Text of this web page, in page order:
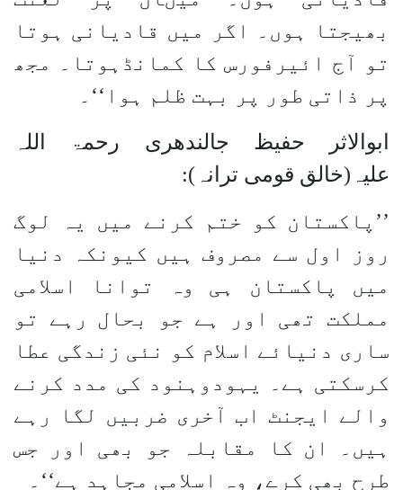
بھیجتا ہوں۔ اگر میں قادیانی ہوتا
تو آج ائیرفورس کا کمانڈہوتا۔ مجھ
پر ذاتی طور پر بہت ظلم ہوا‘‘۔
ابوالاثر حفیظ جالندھری رحمۃ اللہ
علیہ(خالق قومی ترانہ):
’’پاکستان کو ختم کرنے میں یہ لوگ
روز اول سے مصروف ہیں کیونکہ دنیا
میں پاکستان ہی وہ توانا اسلامی
مملکت تھی اور ہے جو بحال رہے تو
ساری دنیائے اسلام کو نئی زندگی عطا
کرسکتی ہے۔ یہودوہنود کی مدد کرنے
والے ایجنٹ اب آخری ضربیں لگا رہے
ہیں۔ ان کا مقابلہ جو بھی اور جس
طرح بھی کرے، وہ اسلامی مجاہد ہے‘‘۔